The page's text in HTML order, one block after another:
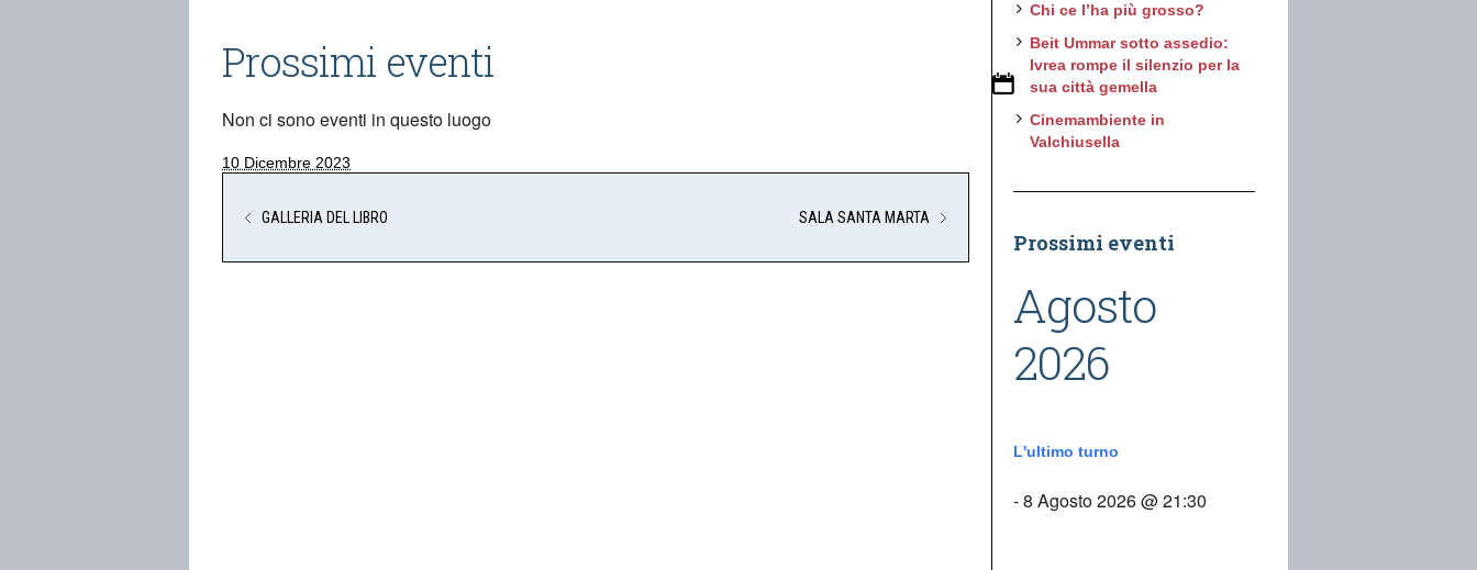
Prossimi eventi
Non ci sono eventi in questo luogo
10 Dicembre 2023
SALA SANTA MARTA
GALLERIA DEL LIBRO
Chi ce l’ha più grosso?
Beit Ummar sotto assedio:
Ivrea rompe il silenzio per la
sua città gemella
Cinemambiente in
Valchiusella
Prossimi eventi
Agosto
2026
L'ultimo turno
- 8 Agosto 2026 @ 21:30